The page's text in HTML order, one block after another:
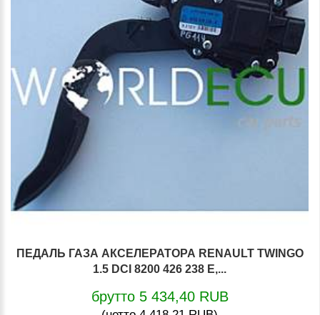
ПЕДАЛЬ ГАЗА АКСЕЛЕРАТОРА RENAULT TWINGO
1.5 DCI 8200 426 238 E,...
брутто 5 434,40 RUB